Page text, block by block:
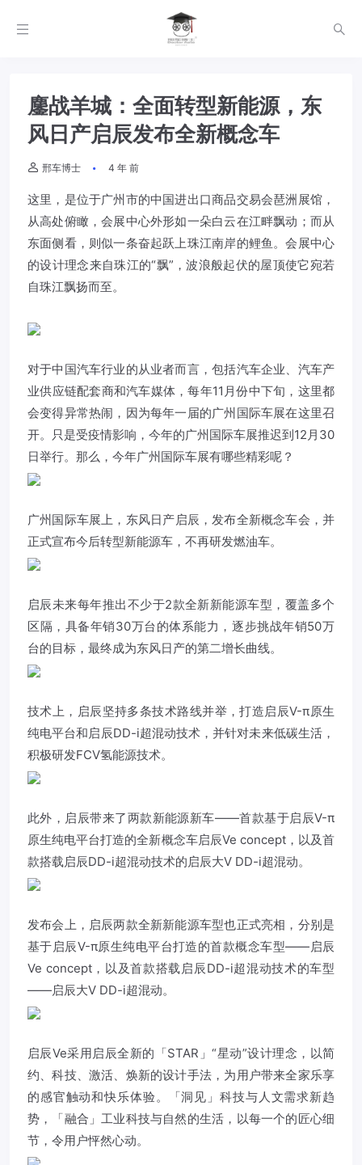
鏖战羊城：全面转型新能源，东
风日产启辰发布全新概念车
邢车博士 4 年 前
这里，是位于广州市的中国进出口商品交易会琶洲展馆，
从高处俯瞰，会展中心外形如一朵白云在江畔飘动；而从
东面侧看，则似一条奋起跃上珠江南岸的鲤鱼。会展中心
的设计理念来自珠江的“飘”，波浪般起伏的屋顶使它宛若
自珠江飘扬而至。
对于中国汽车行业的从业者而言，包括汽车企业、汽车产
业供应链配套商和汽车媒体，每年11月份中下旬，这里都
会变得异常热闹，因为每年一届的广州国际车展在这里召
开。只是受疫情影响，今年的广州国际车展推迟到12月30
日举行。那么，今年广州国际车展有哪些精彩呢？
广州国际车展上，东风日产启辰 ，发布全新概念车会，并
正式宣布今后转型新能源车，不再研发燃油车。
启辰未来每年推出不少于2款全新新能源车型，覆盖多个
区隔，具备年销30万台的体系能力，逐步挑战年销50万
台的目标，最终成为东风日产的第二增长曲线。
技术上， 启辰坚持多条技术路线并举，打造启辰V-π原生
纯电平台和启辰DD-i超混动技术，并针对未来低碳生活，
积极研发FCV氢能源技术。
此外，启辰带来了两款新能源新车——首款基于启辰V-π
原生纯电平台打造的全新概念车启辰Ve concept，以及首
款搭载启辰DD-i超混动技术的启辰大V DD-i超混动。
发布会上，启辰两款全新新能源车型也正式亮相，分别是
基于启辰V-π原生纯电平台打造的首款概念车型——启辰
Ve concept，以及首款搭载启辰DD-i超混动技术的车型
——启辰大V DD-i超混动。
启辰Ve采用启辰全新的「STAR」“星动”设计理念，以简
约、科技、激活、焕新的设计手法，为用户带来全家乐享
的感官触动和快乐体验。「洞见」科技与人文需求新趋
势，「融合」工业科技与自然的生活，以每一个的匠心细
节，令用户怦然心动。